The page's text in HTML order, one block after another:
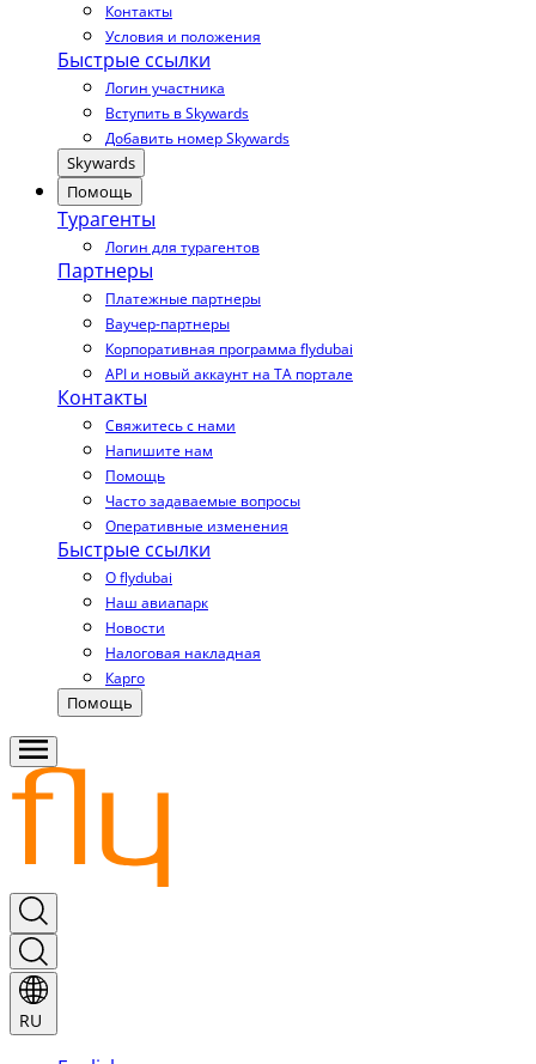
Контакты
Условия и положения
Быстрые ссылки
Логин участника
Вступить в Skywards
Добавить номер Skywards
Skywards
Помощь
Турагенты
Логин для турагентов
Партнеры
Платежные партнеры
Ваучер-партнеры
Корпоративная программа flydubai
API и новый аккаунт на TA портале
Контакты
Свяжитесь с нами
Напишите нам
Помощь
Часто задаваемые вопросы
Оперативные изменения
Быстрые ссылки
О flydubai
Наш авиапарк
Новости
Налоговая накладная
Карго
Помощь
RU